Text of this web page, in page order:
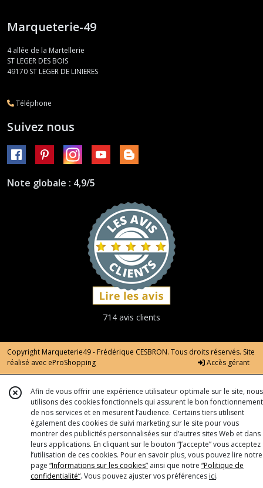
Marqueterie-49
4 allée de la Martellerie
ST LEGER DES BOIS
49170 ST LEGER DE LINIERES
Téléphone
Suivez nous
Note globale : 4,9/5
714 avis clients
Copyright Marqueterie49 - Frédérique CESBRON. Tous droits réservés. Site
réalisé avec eProShopping Accès gérant
Afin de vous offrir une expérience utilisateur optimale sur le site, nous
utilisons des cookies fonctionnels qui assurent le bon fonctionnement
de nos services et en mesurent l’audience. Certains tiers utilisent
également des cookies de suivi marketing sur le site pour vous
montrer des publicités personnalisées sur d’autres sites Web et dans
leurs applications. En cliquant sur le bouton “J’accepte” vous acceptez
l’utilisation de ces cookies. Pour en savoir plus, vous pouvez lire notre
page “Informations sur les cookies” ainsi que notre “Politique de
confidentialité“. Vous pouvez ajuster vos préférences ici.